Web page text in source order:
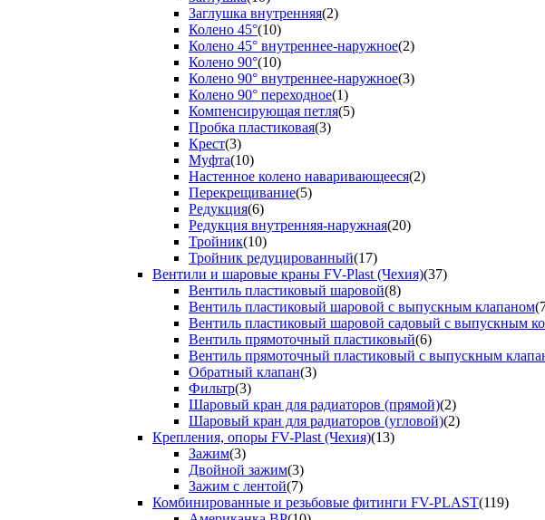
Заглушка внутренняя(2)
Колено 45°(10)
Колено 45° внутреннее-наружное(2)
Колено 90°(10)
Колено 90° внутреннее-наружное(3)
Колено 90° переходное(1)
Компенсирующая петля(5)
Пробка пластиковая(3)
Крест(3)
Муфта(10)
Настенное колено наваривающееся(2)
Перекрещивание(5)
Редукция(6)
Редукция внутренняя-наружная(20)
Тройник(10)
Тройник редуцированный(17)
Вентили и шаровые краны FV-Plast (Чехия)(37)
Вентиль пластиковый шаровой(8)
Вентиль пластиковый шаровой с выпускным клапаном
Вентиль пластиковый шаровой садовый с выпускным
Вентиль прямоточный пластиковый(6)
Вентиль прямоточный пластиковый с выпускным
Обратный клапан(3)
Фильтр(3)
Шаровый кран для радиаторов (прямой)(2)
Шаровый кран для радиаторов (угловой)(2)
Крепления, опоры FV-Plast (Чехия)(13)
Зажим(3)
Двойной зажим(3)
Зажим с лентой(7)
Комбинированные и резьбовые фитинги FV-PLAST(119)